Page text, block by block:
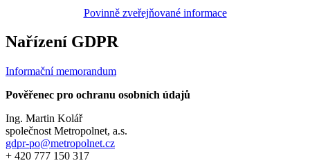
Povinně zveřejňované informace
Nařízení GDPR
Informační memorandum
Pověřenec pro ochranu osobních údajů
Ing. Martin Kolář
společnost Metropolnet, a.s.
gdpr-po@metropolnet.cz
+ 420 777 150 317